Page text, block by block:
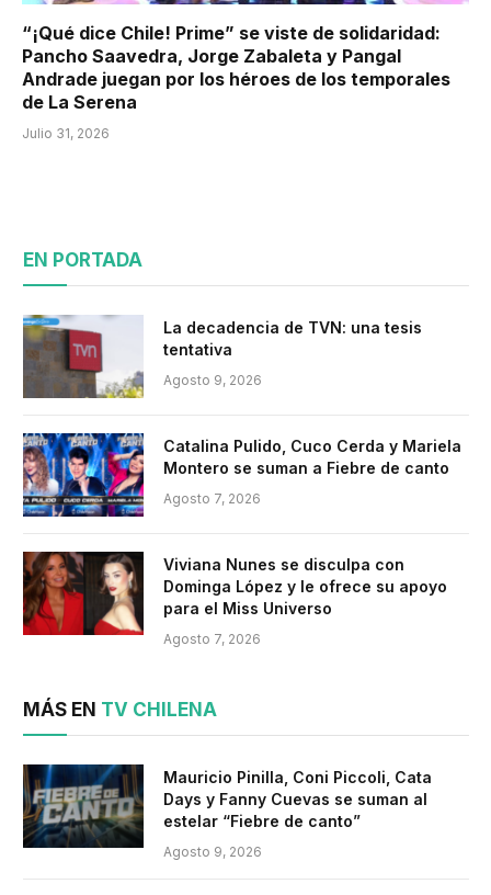
“¡Qué dice Chile! Prime” se viste de solidaridad:
Pancho Saavedra, Jorge Zabaleta y Pangal
Andrade juegan por los héroes de los temporales
de La Serena
Julio 31, 2026
EN PORTADA
La decadencia de TVN: una tesis
tentativa
Agosto 9, 2026
Catalina Pulido, Cuco Cerda y Mariela
Montero se suman a Fiebre de canto
Agosto 7, 2026
Viviana Nunes se disculpa con
Dominga López y le ofrece su apoyo
para el Miss Universo
Agosto 7, 2026
MÁS EN TV CHILENA
Mauricio Pinilla, Coni Piccoli, Cata
Days y Fanny Cuevas se suman al
estelar “Fiebre de canto”
Agosto 9, 2026